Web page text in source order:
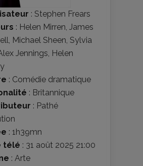
: Stephen Frears
: Helen Mirren, James
, Michael Sheen, Sylvia
Jennings, Helen
: Comédie dramatique
: Britannique
: Pathé
: 1h39mn
télé : 31 août 2025 21:00
: Arte